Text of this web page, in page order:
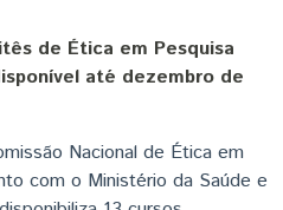
de Ética em Pesquisa
até dezembro de
Nacional de Ética em
com o Ministério da Saúde e